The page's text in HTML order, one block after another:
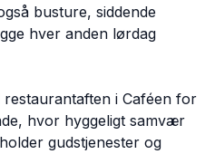
busture, siddende
hver anden lørdag
i Caféen for
hvor hyggeligt samvær
gudstjenester og